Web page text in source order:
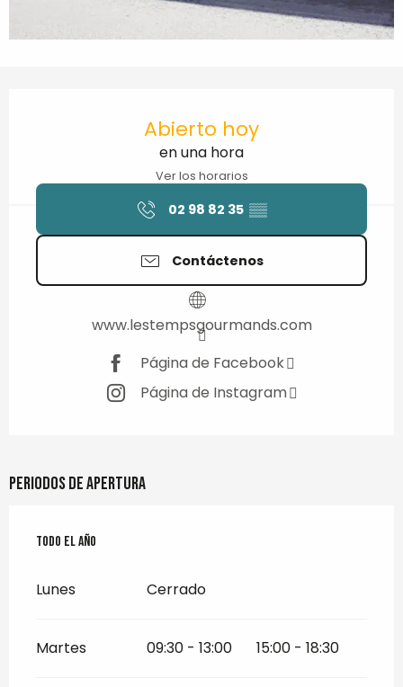
Abierto hoy
en una hora
Ver los horarios
02 98 82 35 ▒▒
Contáctenos
www.lestempsgourmands.com
Página de Facebook
Página de Instagram
Periodos de apertura
Todo el año
Todo el año
Lunes Cerrado
Martes 09:30 - 13:00 15:00 - 18:30